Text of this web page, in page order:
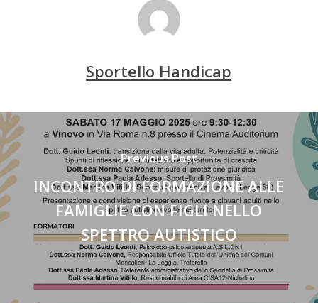
Sportello Handicap
Previous Post
INCONTRO DI FORMAZIONE ALLE
FAMIGLIE CON FIGLI NELLO
SPETTRO AUTISTICO